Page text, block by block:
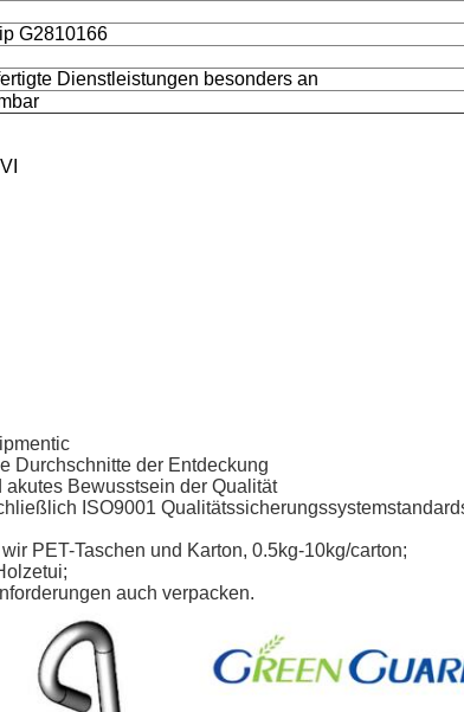
G2810166
Dienstleistungen besonders an
Durchschnitte der Entdeckung
Bewusstsein der Qualität
ISO9001
PET-Taschen und Karton, 0.5kg-10kg/carton;
auch verpacken.